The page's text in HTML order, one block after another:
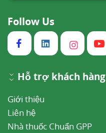
Follow Us
Hỗ trợ khách hàng
Giới thiệu
Liên hệ
Nhà thuốc Chuẩn GPP